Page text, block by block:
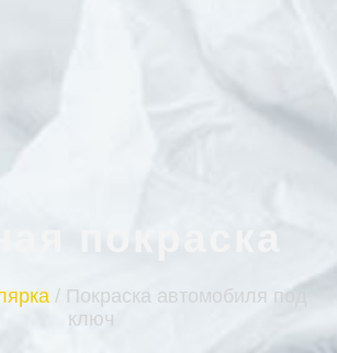
покраска
/ Покраска автомобиля под
ключ